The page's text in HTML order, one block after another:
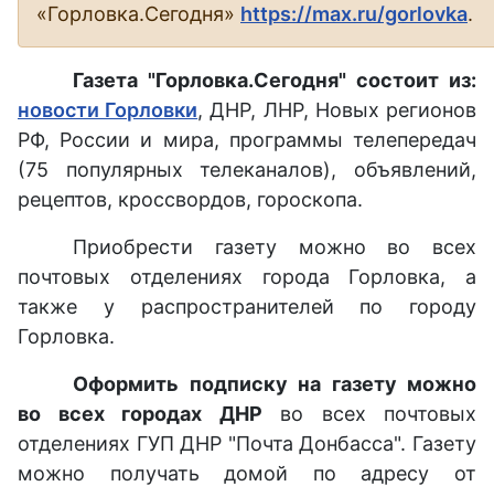
«Горловка.Сегодня» https://max.ru/gorlovka.
Газета "Горловка.Сегодня" состоит из:
новости Горловки, ДНР, ЛНР, Новых регионов
РФ, России и мира, программы телепередач
(75 популярных телеканалов), объявлений,
рецептов, кроссвордов, гороскопа.
Приобрести газету можно во всех
почтовых отделениях города Горловка, а
также у распространителей по городу
Горловка.
Оформить подписку на газету можно
во всех городах ДНР во всех почтовых
отделениях ГУП ДНР "Почта Донбасса". Газету
можно получать домой по адресу от